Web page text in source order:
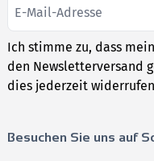
Ich stimme zu, dass
den Newsletterversand
dies jederzeit
Besuchen Sie uns auf